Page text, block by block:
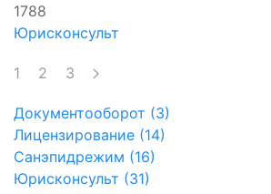
1788
Юрисконсульт
1 2 3
Документооборот (3)
Лицензирование (14)
Санэпидрежим (16)
Юрисконсульт (31)